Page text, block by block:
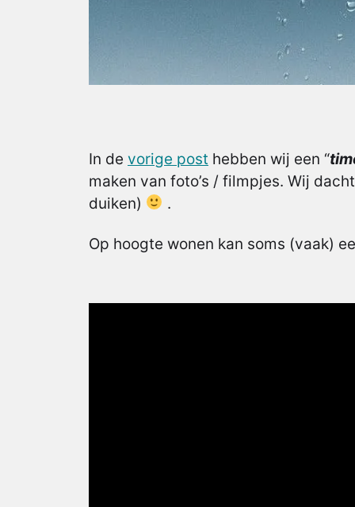
In de vorige post hebben wij een “
maken van foto’s / filmpjes. Wij
duiken)
.
Op hoogte wonen kan soms (vaak)